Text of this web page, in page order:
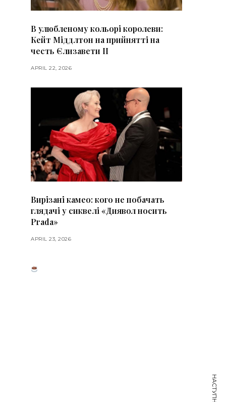
В улюбленому кольорі королеви:
Кейт Міддлтон на прийнятті на
честь Єлизавети II
APRIL 22, 2026
Вирізані камео: кого не побачать
глядачі у сиквелі «Диявол носить
Prada»
APRIL 23, 2026